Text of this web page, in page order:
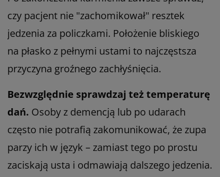
czy pacjent nie "zachomikował" resztek
jedzenia za policzkami. Położenie bliskiego
na płasko z pełnymi ustami to najczęstsza
przyczyna groźnego zachłyśnięcia.
Bezwzględnie sprawdzaj też temperaturę
dań. Osoby z demencją lub po udarach
często nie potrafią zakomunikować, że zupa
parzy ich w język – zamiast tego po prostu
zaciskają usta i odmawiają dalszego jedzenia.